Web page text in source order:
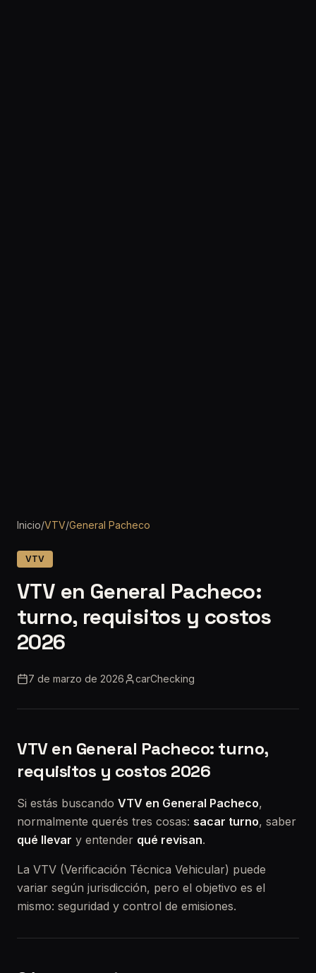
Inicio/VTV/General Pacheco
VTV
VTV en General Pacheco:
turno, requisitos y costos
2026
7 de marzo de 2026 carChecking
VTV en General Pacheco: turno,
requisitos y costos 2026
Si estás buscando VTV en General Pacheco,
normalmente querés tres cosas: sacar turno, saber
qué llevar y entender qué revisan.
La VTV (Verificación Técnica Vehicular) puede
variar según jurisdicción, pero el objetivo es el
mismo: seguridad y control de emisiones.